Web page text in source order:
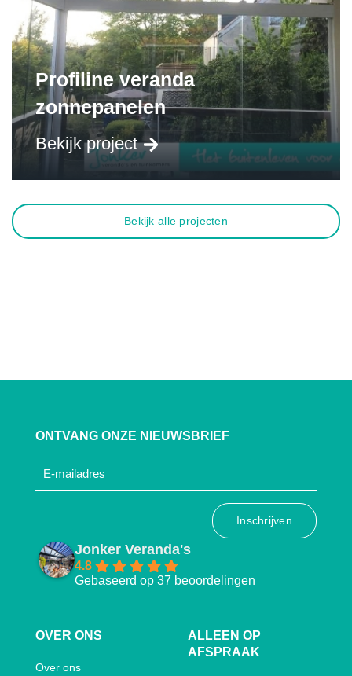
Profiline veranda
zonnepanelen
Bekijk project
Bekijk alle projecten
ONTVANG ONZE NIEUWSBRIEF
e-
mail
Jonker Veranda's
4.8
Gebaseerd op 37 beoordelingen
OVER ONS
Over ons
ALLEEN OP
AFSPRAAK